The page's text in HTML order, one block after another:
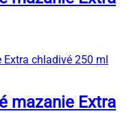
mazanie Extra